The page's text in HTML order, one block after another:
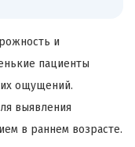
и
пациенты
ощущений.
выявления
в раннем возрасте.